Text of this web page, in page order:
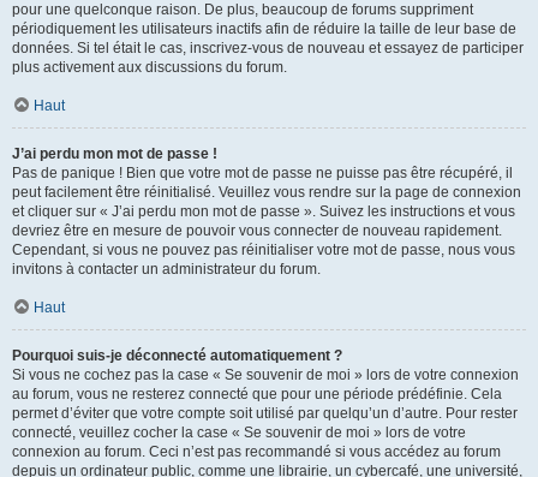
pour une quelconque raison. De plus, beaucoup de forums suppriment
périodiquement les utilisateurs inactifs afin de réduire la taille de leur base de
données. Si tel était le cas, inscrivez-vous de nouveau et essayez de participer
plus activement aux discussions du forum.
Haut
J’ai perdu mon mot de passe !
Pas de panique ! Bien que votre mot de passe ne puisse pas être récupéré, il
peut facilement être réinitialisé. Veuillez vous rendre sur la page de connexion
et cliquer sur « J’ai perdu mon mot de passe ». Suivez les instructions et vous
devriez être en mesure de pouvoir vous connecter de nouveau rapidement.
Cependant, si vous ne pouvez pas réinitialiser votre mot de passe, nous vous
invitons à contacter un administrateur du forum.
Haut
Pourquoi suis-je déconnecté automatiquement ?
Si vous ne cochez pas la case « Se souvenir de moi » lors de votre connexion
au forum, vous ne resterez connecté que pour une période prédéfinie. Cela
permet d’éviter que votre compte soit utilisé par quelqu’un d’autre. Pour rester
connecté, veuillez cocher la case « Se souvenir de moi » lors de votre
connexion au forum. Ceci n’est pas recommandé si vous accédez au forum
depuis un ordinateur public, comme une librairie, un cybercafé, une université,